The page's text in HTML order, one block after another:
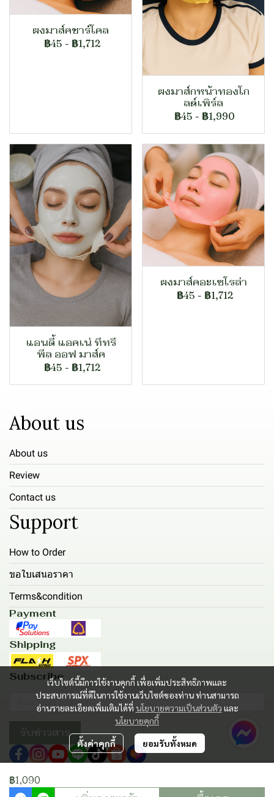
ผงมาส์คชาร์โคล
฿45 - ฿1,712
ผงมาส์กหน้าทองโก
ลด์เพิร์ล
฿45 - ฿1,990
แอนตี้ แอคเน่ ทีทรี
พีล ออฟ มาส์ค
฿45 - ฿1,712
ผงมาส์คอะเซโรล่า
฿45 - ฿1,712
฿1,090
เว็บไซต์นี้มีการใช้งานคุกกี้ เพื่อเพิ่มประสิทธิภาพและ
ประสบการณ์ที่ดีในการใช้งานเว็บไซต์ของท่าน ท่านสามารถ
อ่านรายละเอียดเพิ่มเติมได้ที่ นโยบายความเป็นส่วนตัว และ
นโยบายคุกกี้
ตั้งค่าคุกกี้ ยอมรับทั้งหมด
About us
About us
Review
Contact us
Support
How to Order
ขอใบเสนอราคา
Terms&condition
Payment
Shipping
Subscribe
รับข่าวสาร
Copyright | All Rights Reserved | Powered by MWE